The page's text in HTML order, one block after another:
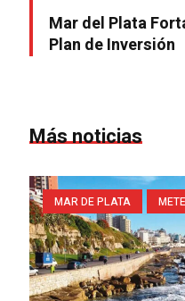
Mar del Plata
Plan de Inversión
Más noticias
MAR DE PLATA